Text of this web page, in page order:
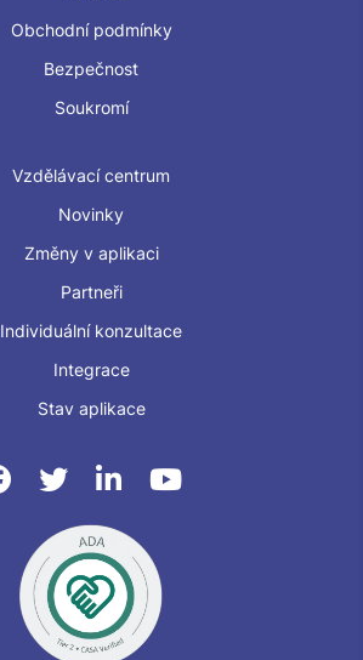
Obchodní podmínky
Bezpečnost
Soukromí
Vzdělávací centrum
Novinky
Změny v aplikaci
Partneři
Individuální konzultace
Integrace
Stav aplikace